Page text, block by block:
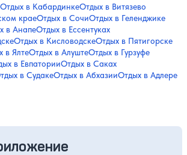
Отдых в КабардинкеОтдых в Витязево
краеОтдых в СочиОтдых в Геленджике
в АнапеОтдых в Ессентуках
Отдых в КисловодскеОтдых в Пятигорске
в ЯлтеОтдых в АлуштеОтдых в Гурзуфе
в ЕвпаторииОтдых в Саках
в СудакеОтдых в АбхазииОтдых в Адлере